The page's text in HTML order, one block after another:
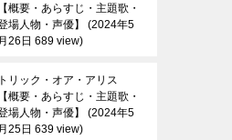
【概要・あらすじ・主題歌・
場人物・声優】
2024年5
月26日 689 view
トリック・オア・アリス
【概要・あらすじ・主題歌・
場人物・声優】
2024年5
月25日 639 view